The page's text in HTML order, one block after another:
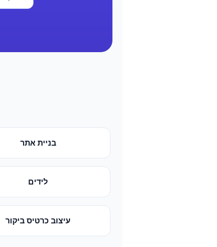
בניית אתר
לידים
עיצוב כרטיס ביקור